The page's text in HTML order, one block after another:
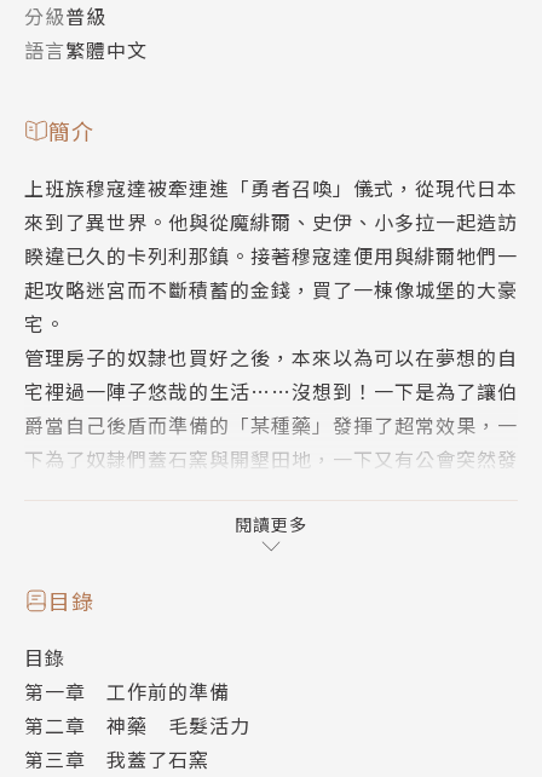
分級普級
語言繁體中文
簡介
上班族穆寇達被牽連進「勇者召喚」儀式，從現代日本
來到了異世界。他與從魔緋爾、史伊、小多拉一起造訪
睽違已久的卡列利那鎮。接著穆寇達便用與緋爾牠們一
起攻略迷宮而不斷積蓄的金錢，買了一棟像城堡的大豪
宅。
管理房子的奴隸也買好之後，本來以為可以在夢想的自
宅裡過一陣子悠哉的生活……沒想到！一下是為了讓伯
爵當自己後盾而準備的「某種藥」發揮了超常效果，一
下為了奴隸們蓋石窯與開墾田地，一下又有公會突然發
為而被創造神大人處罰關禁閉的諸神似乎也即將獲得自
家吧」網站閱覽數超過６億８千萬的超常異世界冒險故
閱讀更多
目錄
目錄
第一章 工作前的準備
第二章 神藥 毛髮活力
第三章 我蓋了石窯